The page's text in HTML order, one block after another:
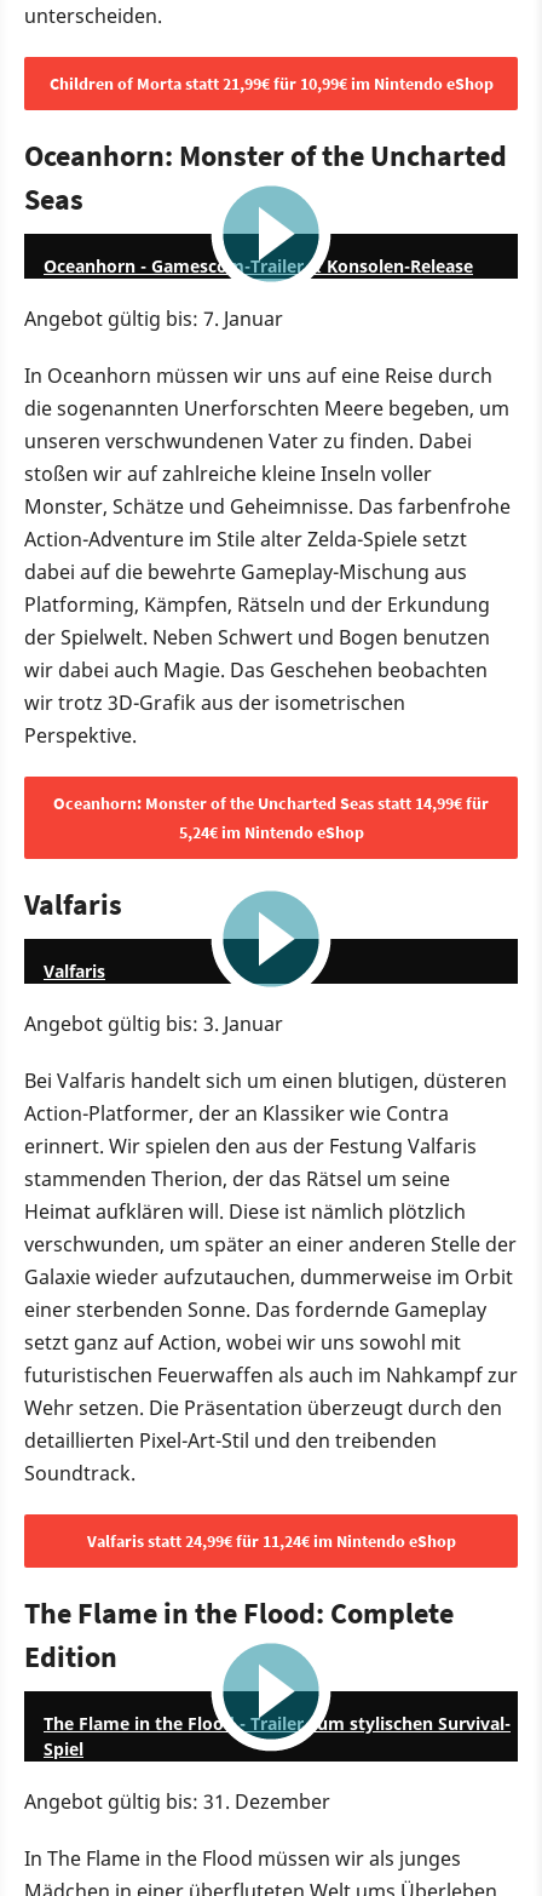
unterscheiden.
Children of Morta statt 21,99€ für 10,99€ im Nintendo eShop
Oceanhorn: Monster of the Uncharted
Seas
Oceanhorn - Gamescom-Trailer & Konsolen-Release
Angebot gültig bis: 7. Januar
In Oceanhorn müssen wir uns auf eine Reise durch
die sogenannten Unerforschten Meere begeben, um
unseren verschwundenen Vater zu finden. Dabei
stoßen wir auf zahlreiche kleine Inseln voller
Monster, Schätze und Geheimnisse. Das farbenfrohe
Action-Adventure im Stile alter Zelda-Spiele setzt
dabei auf die bewehrte Gameplay-Mischung aus
Platforming, Kämpfen, Rätseln und der Erkundung
der Spielwelt. Neben Schwert und Bogen benutzen
wir dabei auch Magie. Das Geschehen beobachten
wir trotz 3D-Grafik aus der isometrischen
Perspektive.
Oceanhorn: Monster of the Uncharted Seas statt 14,99€ für
5,24€ im Nintendo eShop
Valfaris
Valfaris
Angebot gültig bis: 3. Januar
Bei Valfaris handelt sich um einen blutigen, düsteren
Action-Platformer, der an Klassiker wie Contra
erinnert. Wir spielen den aus der Festung Valfaris
stammenden Therion, der das Rätsel um seine
Heimat aufklären will. Diese ist nämlich plötzlich
verschwunden, um später an einer anderen Stelle der
Galaxie wieder aufzutauchen, dummerweise im Orbit
einer sterbenden Sonne. Das fordernde Gameplay
setzt ganz auf Action, wobei wir uns sowohl mit
futuristischen Feuerwaffen als auch im Nahkampf zur
Wehr setzen. Die Präsentation überzeugt durch den
detaillierten Pixel-Art-Stil und den treibenden
Soundtrack.
Valfaris statt 24,99€ für 11,24€ im Nintendo eShop
The Flame in the Flood: Complete
Edition
The Flame in the Flood - Trailer zum stylischen Survival-
Spiel
Angebot gültig bis: 31. Dezember
In The Flame in the Flood müssen wir als junges
Mädchen in einer überfluteten Welt ums Überleben